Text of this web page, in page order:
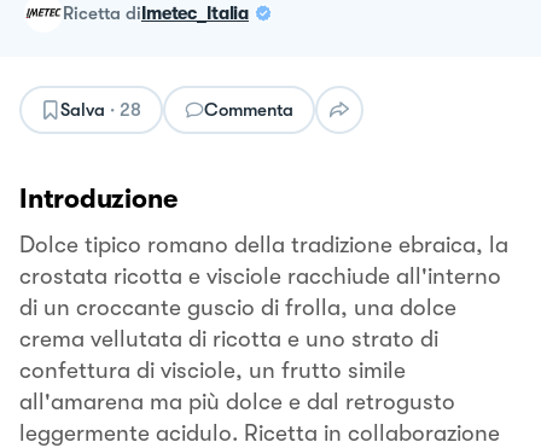
ricetta diImetec_Italia
Salva · 28 Commenta
Introduzione
Dolce tipico romano della tradizione ebraica, la
crostata ricotta e visciole racchiude all'interno
di un croccante guscio di frolla, una dolce
crema vellutata di ricotta e uno strato di
confettura di visciole, un frutto simile
all'amarena ma più dolce e dal retrogusto
leggermente acidulo. Ricetta in collaborazione